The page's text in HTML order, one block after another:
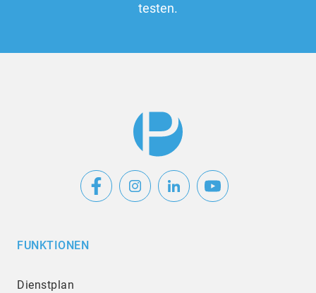
testen.
FUNKTIONEN
Dienstplan